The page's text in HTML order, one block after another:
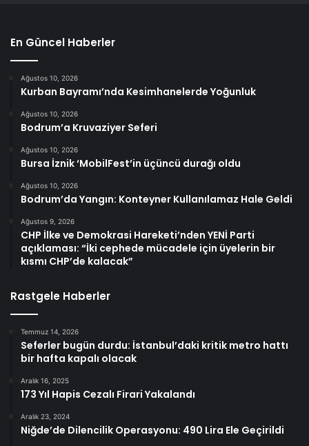
En Güncel Haberler
Ağustos 10, 2026
Kurban Bayramı’nda Kesimhanelerde Yoğunluk
Ağustos 10, 2026
Bodrum’a Kruvaziyer Seferi
Ağustos 10, 2026
Bursa İznik ‘MobilFest’in üçüncü durağı oldu
Ağustos 10, 2026
Bodrum’da Yangın: Konteyner Kullanılamaz Hale Geldi
Ağustos 9, 2026
CHP İlke ve Demokrasi Hareketi’nden YENİ Parti
açıklaması: “İki cephede mücadele için üyelerin bir
kısmı CHP’de kalacak”
Rastgele Haberler
Temmuz 14, 2026
Seferler bugün durdu: İstanbul’daki kritik metro hattı
bir hafta kapalı olacak
Aralık 16, 2025
173 Yıl Hapis Cezalı Firari Yakalandı
Aralık 23, 2024
Niğde’de Dilencilik Operasyonu: 490 Lira Ele Geçirildi